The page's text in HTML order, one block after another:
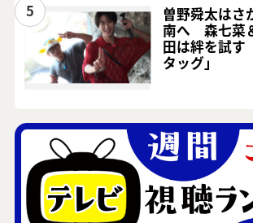
5
曽野舜太はさ
南へ 森七菜
田は絆を試す
タッグ」